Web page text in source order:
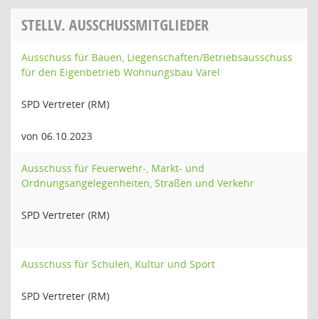
STELLV. AUSSCHUSSMITGLIEDER
Ausschuss für Bauen, Liegenschaften/Betriebsausschuss
für den Eigenbetrieb Wohnungsbau Varel
SPD Vertreter (RM)
von 06.10.2023
Ausschuss für Feuerwehr-, Markt- und
Ordnungsangelegenheiten, Straßen und Verkehr
SPD Vertreter (RM)
Ausschuss für Schulen, Kultur und Sport
SPD Vertreter (RM)